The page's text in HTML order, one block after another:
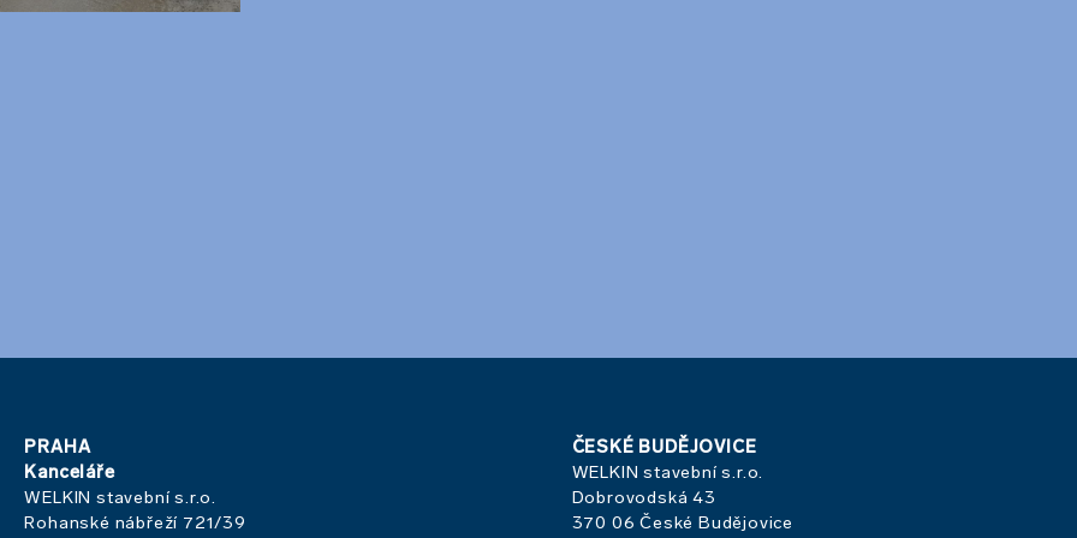
PRAHA
Kanceláře
WELKIN stavební s.r.o.
Rohanské nábřeží 721/39
ČESKÉ BUDĚJOVICE
WELKIN stavební s.r.o.
Dobrovodská 43
370 06 České Budějovice